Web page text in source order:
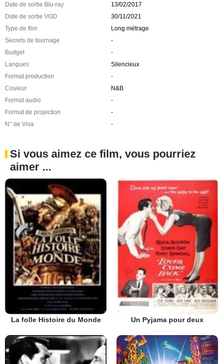
Date de sortie Blu-ray
13/02/2017
Date de sortie VOD
30/11/2021
Type de film
Long métrage
Secrets de tournage
-
Budget
-
Langues
Silencieux
Format production
-
Couleur
N&B
Format audio
-
Format de projection
-
N° de Visa
-
Si vous aimez ce film, vous pourriez
aimer ...
La folle Histoire du Monde Un Pyjama pour deux